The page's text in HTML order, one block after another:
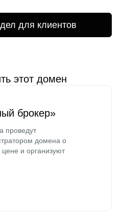
для клиентов
этот домен
брокер»
проведут
домена о
и организуют